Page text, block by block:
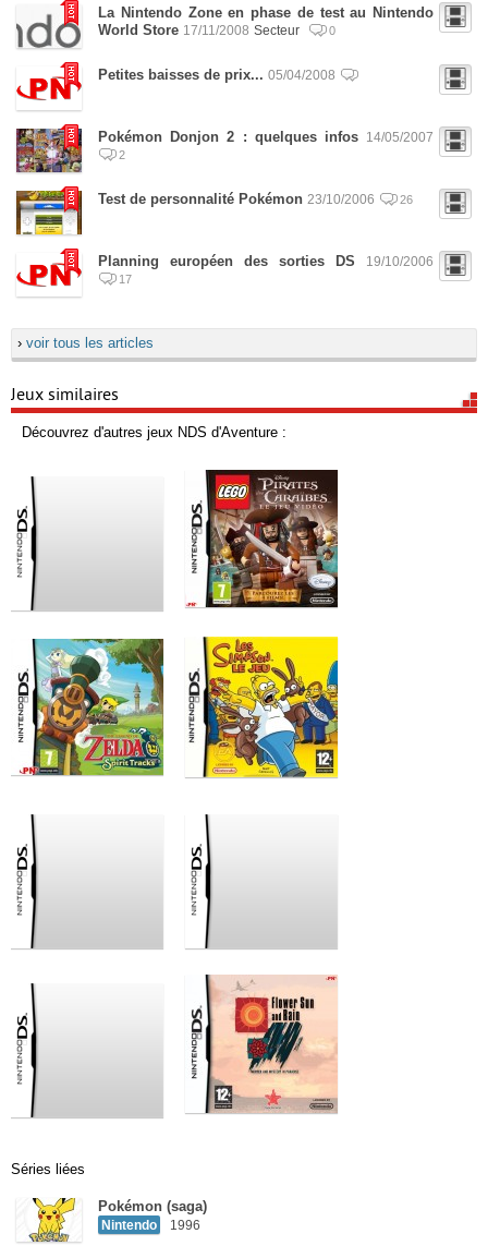
La Nintendo Zone en phase de test au Nintendo
World Store 17/11/2008 Secteur 0
Petites baisses de prix... 05/04/2008
Pokémon Donjon 2 : quelques infos 14/05/2007
2
Test de personnalité Pokémon 23/10/2006 26
Planning européen des sorties DS 19/10/2006
17
› voir tous les articles
Jeux similaires
Découvrez d'autres jeux NDS d'Aventure :
Séries liées
Pokémon (saga)
Nintendo 1996